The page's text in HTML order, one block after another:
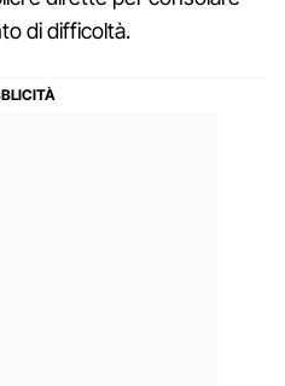
di difficoltà.